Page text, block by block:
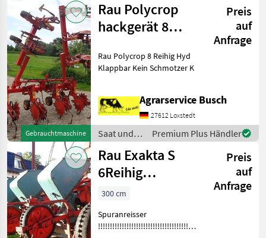
Rau
Gebrauchtmaschine
Rau Polycrop
hackgerät 8
Klappbar mi
Preis
auf
Anfrage
Rau Polycrop 8 Reihig Hyd
Klappbar Kein Schmotzer K
Agrarservice Busch
27612 Loxstedt
Saat und
Pflege /
Rau
Premium Plus Händler
Rau Exakta S
6Reihig
Genoppte
Gummidruckrollen
Preis
auf
Anfrage
300 cm
Spuranreisser
!!!!!!!!!!!!!!!!!!!!!!!!!!!!!!!!!!!!!!!!!!!!!!!!!!!!!!!Achtung